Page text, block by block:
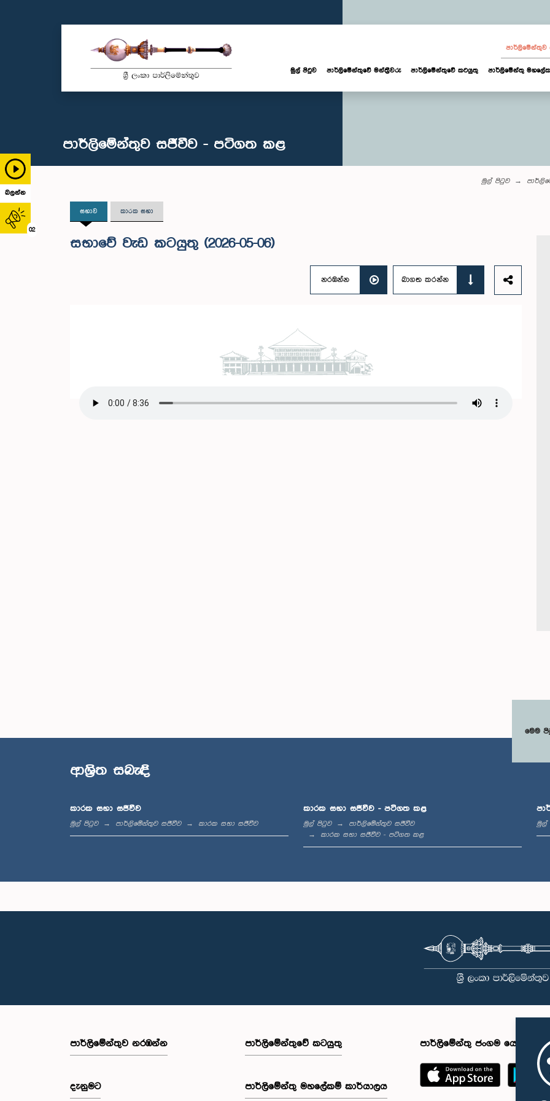
බලන්න
02
පාර්ලි‌මේන්තුව
මුල් පිටුව පාර්ලි‌මේන්තුවේ මන්ත්‍රීවරු පාර්ලිමේන්තුවේ කටයුතු පාර්ලිමේන්තු
පාර්ලිමේන්තුව සජීවීව - පටිගත කළ
මුල් පිටුව
සභාව කාරක සභා
සභාවේ වැඩ කටයුතු (2026-05-06)
නරඹන්න බාගත කරන්න
මෙම
ආශ්‍රිත සබැඳි
කාරක සභා සජීවීව
මුල් පිටුව පාර්ලිමේන්තුව සජීවීව කාරක සභා සජීවීව
කාරක සභා සජීවීව - පටිගත කළ
මුල් පිටුව
පාර්ලිමේන්තුව සජීවීව
කාරක සභා සජීවීව - පටිගත කළ
මුල්
පාර්ලි‌මේන්තුව නරඹන්න
දැනුමට
පාර්ලිමේන්තුවේ කටයුතු
පාර්ලිමේන්තු මහලේකම් කාර්යාලය
පාර්ලිමේන්තු ජංගම යෙදුම